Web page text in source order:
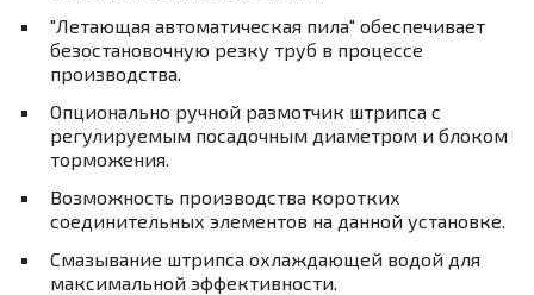
"Летающая автоматическая пила" обеспечивает
безостановочную резку труб в процессе
производства.
Опционально ручной размотчик штрипса с
регулируемым посадочным диаметром и блоком
торможения.
Возможность производства коротких
соединительных элементов на данной установке.
Смазывание штрипса охлаждающей водой для
максимальной эффективности.